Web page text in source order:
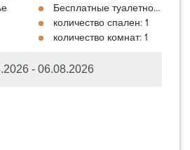
Бесплатные туалетно-
количество спален: 1
количество комнат: 1